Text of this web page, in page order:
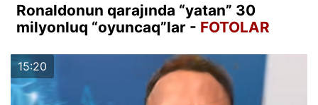
Ronaldonun qarajında “yatan” 30
milyonluq “oyuncaq”lar - FOTOLAR
15:20